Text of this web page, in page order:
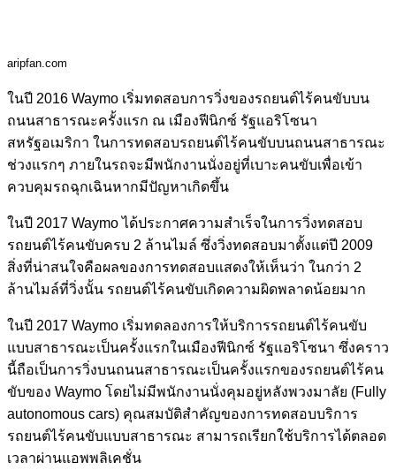
aripfan.com
ในปี 2016 Waymo เริ่มทดสอบการวิ่งของรถยนต์ไร้คนขับบน
ถนนสาธารณะครั้งแรก ณ เมืองฟีนิกซ์ รัฐแอริโซนา
สหรัฐอเมริกา ในการทดสอบรถยนต์ไร้คนขับบนถนนสาธารณะ
ช่วงแรกๆ ภายในรถจะมีพนักงานนั่งอยู่ที่เบาะคนขับเพื่อเข้า
ควบคุมรถฉุกเฉินหากมีปัญหาเกิดขึ้น
ในปี 2017 Waymo ได้ประกาศความสำเร็จในการวิ่งทดสอบ
รถยนต์ไร้คนขับครบ 2 ล้านไมล์ ซึ่งวิ่งทดสอบมาตั้งแต่ปี 2009
สิ่งที่น่าสนใจคือผลของการทดสอบแสดงให้เห็นว่า ในกว่า 2
ล้านไมล์ที่วิ่งนั้น รถยนต์ไร้คนขับเกิดความผิดพลาดน้อยมาก
ในปี 2017 Waymo เริ่มทดลองการให้บริการรถยนต์ไร้คนขับ
แบบสาธารณะเป็นครั้งแรกในเมืองฟีนิกซ์ รัฐแอริโซนา ซึ่งคราว
นี้ถือเป็นการวิ่งบนถนนสาธารณะเป็นครั้งแรกของรถยนต์ไร้คน
ขับของ Waymo โดยไม่มีพนักงานนั่งคุมอยู่หลังพวงมาลัย (Fully
autonomous cars) คุณสมบัติสำคัญของการทดสอบบริการ
รถยนต์ไร้คนขับแบบสาธารณะ สามารถเรียกใช้บริการได้ตลอด
เวลาผ่านแอพพลิเคชั่น